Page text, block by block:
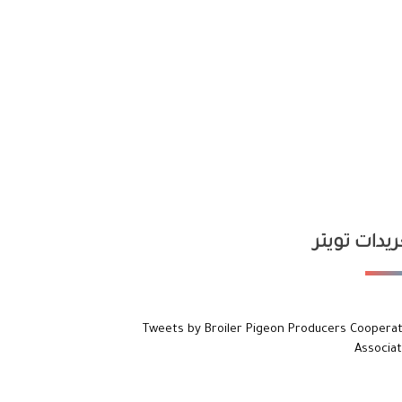
تويتر
Tweets by Broiler Pigeon Producers